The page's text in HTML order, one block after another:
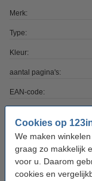
Cookies op
We maken
graag zo makkelijk
voor u. Daarom
cookies en
Merk:
Type:
Kleur:
aantal pagina's:
EAN-code:
Nummer:
Tip: papier